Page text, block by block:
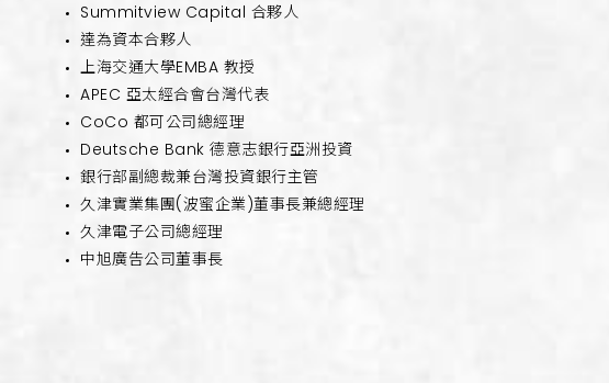
Summitview Capital 合夥人
達為資本合夥人
上海交通大學EMBA 教授
APEC 亞太經合會台灣代表
CoCo 都可公司總經理
Deutsche Bank 德意志銀行亞洲投資
銀行部副總裁兼台灣投資銀行主管
久津實業集團(波蜜企業)董事長兼總經理
久津電子公司總經理
中旭廣告公司董事長